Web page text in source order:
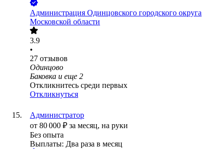
Администрация Одинцовского городского округа
Московской области
3.9
•
27 отзывов
Одинцово
Баковка и еще 2
Откликнитесь среди первых
Откликнуться
Администратор
от 80 000 ₽ за месяц, на руки
Без опыта
Выплаты: Два раза в месяц